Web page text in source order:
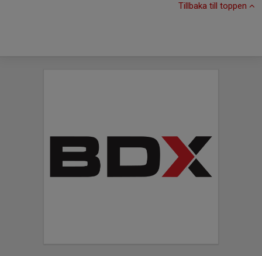
Tillbaka till toppen